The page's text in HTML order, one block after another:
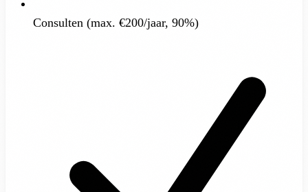
Consulten (max. €200/jaar, 90%)